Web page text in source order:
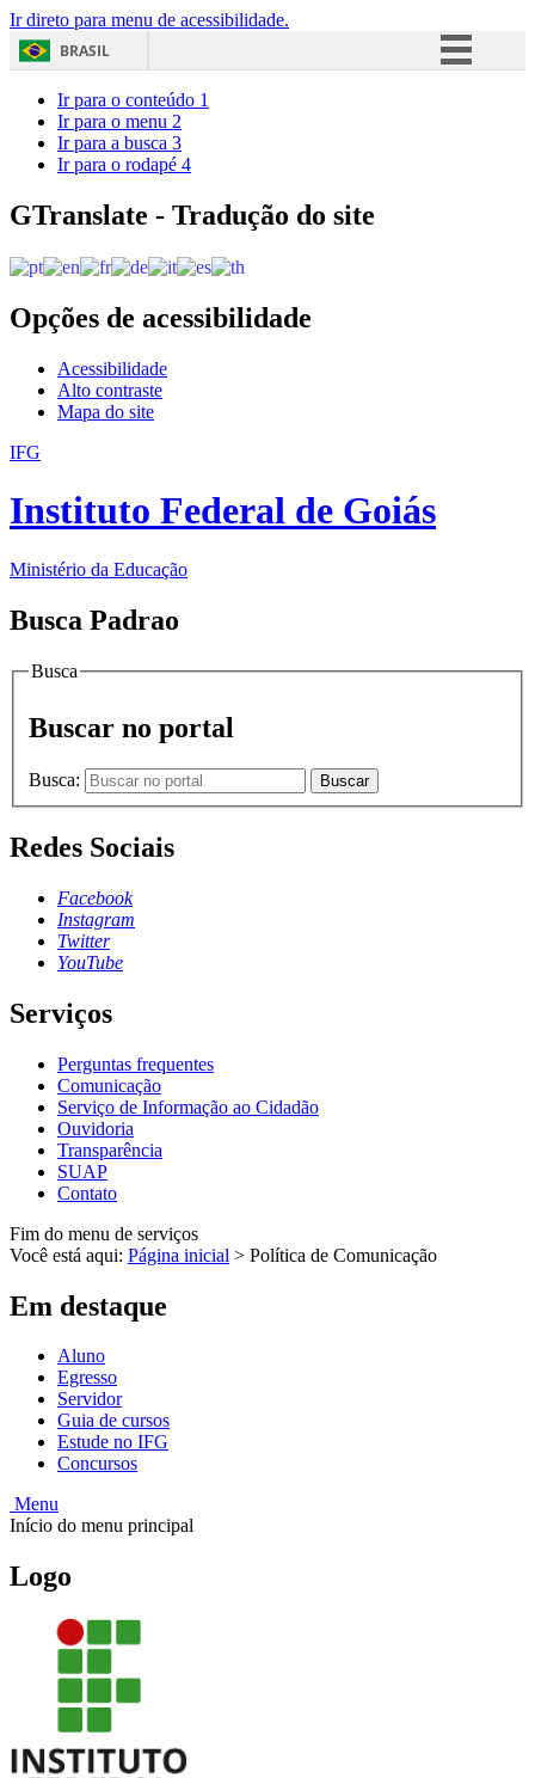
Ir direto para menu de acessibilidade.
BRASIL
Acesso à informação
Ir para o conteúdo 1
Ir para o menu 2
Ir para a busca 3
Ir para o rodapé 4
GTranslate - Tradução do site
Opções de acessibilidade
Acessibilidade
Alto contraste
Mapa do site
IFG
Instituto Federal de Goiás
Ministério da Educação
Busca Padrao
Busca
Buscar no portal
Busca: Buscar
Redes Sociais
Facebook
Instagram
Twitter
YouTube
Serviços
Perguntas frequentes
Comunicação
Serviço de Informação ao Cidadão
Ouvidoria
Transparência
SUAP
Contato
Fim do menu de serviços
Você está aqui: Página inicial > Política de Comunicação
Em destaque
Aluno
Egresso
Servidor
Guia de cursos
Estude no IFG
Concursos
Menu
Início do menu principal
Logo